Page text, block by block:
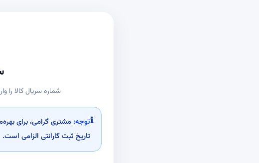
شماره سریال کالا را
ℹ️توجه: مشتری گرامی، برای
تاریخ ثبت گارانتی الزامی است.